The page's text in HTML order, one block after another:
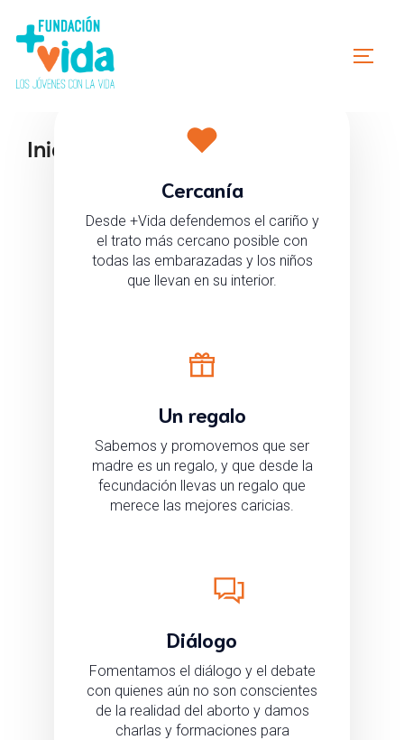
Inicio
Cercanía
Desde +Vida defendemos el cariño y
el trato más cercano posible con
todas las embarazadas y los niños
que llevan en su interior.
Un regalo
Sabemos y promovemos que ser
madre es un regalo, y que desde la
fecundación llevas un regalo que
merece las mejores caricias.
Diálogo
Fomentamos el diálogo y el debate
con quienes aún no son conscientes
de la realidad del aborto y damos
charlas y formaciones para